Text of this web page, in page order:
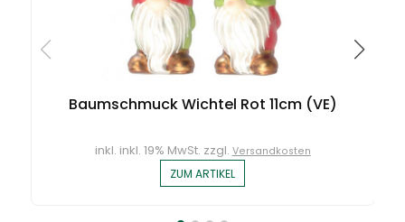
Baumschmuck Wichtel Rot 11cm (VE)
inkl. inkl. 19% MwSt. zzgl. Versandkosten
ZUM ARTIKEL